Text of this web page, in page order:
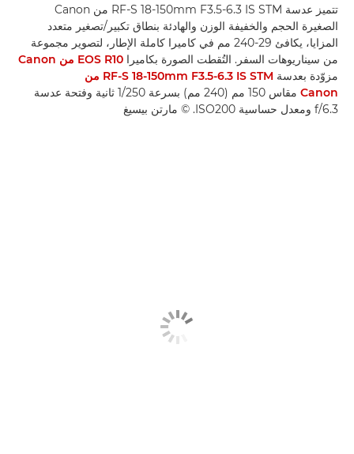
تتميز عدسة RF-S 18-150mm F3.5-6.3 IS STM من Canon
الصغيرة الحجم والخفيفة الوزن والهادئة بنطاق تكبير/تصغير متعدد
المزايا، يكافئ 29-240 مم في كاميرا كاملة الإطار، لتصوير مجموعة
من سيناريوهات السفر. التُقطت الصورة بكاميرا EOS R10 من Canon
مزوّدة بعدسة
RF-S 18-150mm F3.5-6.3 IS STM من
Canon
مقاس 150 مم (240 مم) بسرعة 1/250 ثانية وفتحة عدسة
f/6.3 ومعدل حساسية ISO200. © مارتن بيسيغ